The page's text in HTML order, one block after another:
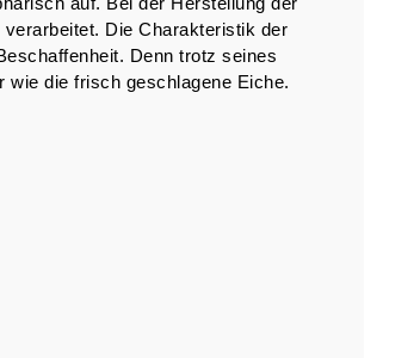
Die Charakteristik der
Denn trotz seines
die frisch geschlagene Eiche.